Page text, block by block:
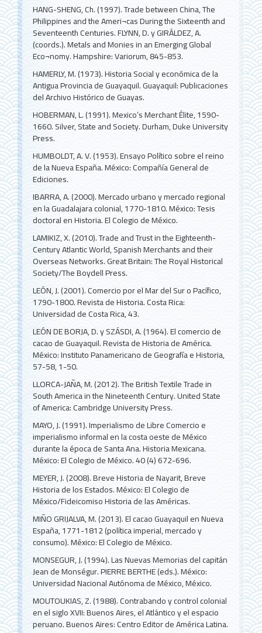
HANG-SHENG, Ch. (1997). Trade between China, The
Philippines and the Ameri¬cas During the Sixteenth and
Seventeenth Centuries. FLYNN, D. y GIRÁLDEZ, A.
(coords.). Metals and Monies in an Emerging Global
Eco¬nomy. Hampshire: Variorum, 845-853.
HAMERLY, M. (1973). Historia Social y económica de la
Antigua Provincia de Guayaquil. Guayaquil: Publicaciones
del Archivo Histórico de Guayas.
HOBERMAN, L. (1991). Mexico’s Merchant Élite, 1590-
1660. Silver, State and Society. Durham, Duke University
Press.
HUMBOLDT, A. V. (1953). Ensayo Político sobre el reino
de la Nueva España. México: Compañía General de
Ediciones.
IBARRA, A. (2000). Mercado urbano y mercado regional
en la Guadalajara colonial, 1770-1810. México: Tesis
doctoral en Historia. El Colegio de México.
LAMIKIZ, X. (2010). Trade and Trust in the Eighteenth-
Century Atlantic World, Spanish Merchants and their
Overseas Networks. Great Britain: The Royal Historical
Society/The Boydell Press.
LEÓN, J. (2001). Comercio por el Mar del Sur o Pacífico,
1790-1800. Revista de Historia. Costa Rica:
Universidad de Costa Rica, 43.
LEÓN DE BORJA, D. y SZÁSDI, A. (1964). El comercio de
cacao de Guayaquil. Revista de Historia de América.
México: Instituto Panamericano de Geografía e Historia,
57-58, 1-50.
LLORCA-JAÑA, M. (2012). The British Textile Trade in
South America in the Nineteenth Century. United State
of America: Cambridge University Press.
MAYO, J. (1991). Imperialismo de Libre Comercio e
imperialismo informal en la costa oeste de México
durante la época de Santa Ana. Historia Mexicana.
México: El Colegio de México. 40 (4) 672-696.
MEYER, J. (2008). Breve Historia de Nayarit, Breve
Historia de los Estados. México: El Colegio de
México/Fideicomiso Historia de las Américas.
MIÑO GRIJALVA, M. (2013). El cacao Guayaquil en Nueva
España, 1771-1812 (política imperial, mercado y
consumo). México: El Colegio de México.
MONSEGUR, J. (1994). Las Nuevas Memorias del capitán
Jean de Monségur. PIERRE BERTHE (eds.). México:
Universidad Nacional Autónoma de México, México.
MOUTOUKIAS, Z. (1988). Contrabando y control colonial
en el siglo XVII: Buenos Aires, el Atlántico y el espacio
peruano. Buenos Aires: Centro Editor de América Latina.